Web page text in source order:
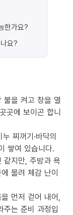
한가요?
요?
불을 켜고 창을 열
곳에 보이곤 합니
찌꺼기·바닥의
쌓여 있습니다.
같지만, 주방과 욕
몰려 체감 난이
먼저 걷어 내어,
주는 준비 과정입